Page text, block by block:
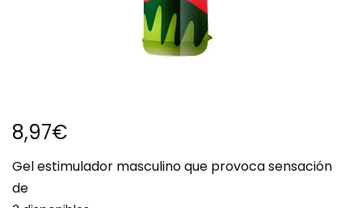
8,97€
Gel estimulador masculino que provoca sensación
de